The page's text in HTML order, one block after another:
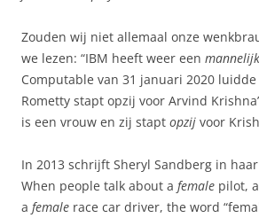
Zouden wij niet allemaal onze
we lezen: “IBM heeft weer een
Computable van 31 januari 2020 luidde
Rometty stapt opzij voor Arvind
is een vrouw en zij stapt opzij voor
In 2013 schrijft Sheryl Sandberg in haar
When people talk about a female pilot, a
a female race car driver, the word